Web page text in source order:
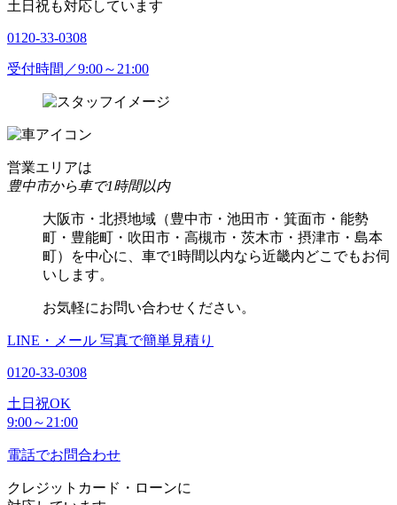
土日祝も対応しています
0120-33-0308
受付時間／9:00～21:00
営業エリアは
豊中市から車で1時間以内
大阪市・北摂地域（豊中市・池田市・箕面市・能勢
町・豊能町・吹田市・高槻市・茨木市・摂津市・島本
町）を中心に、車で1時間以内なら近畿内どこでもお伺
いします。
お気軽にお問い合わせください。
LINE・メール 写真で簡単見積り
0120-33-0308
土日祝OK
9:00～21:00
電話でお問合わせ
クレジットカード・ローンに